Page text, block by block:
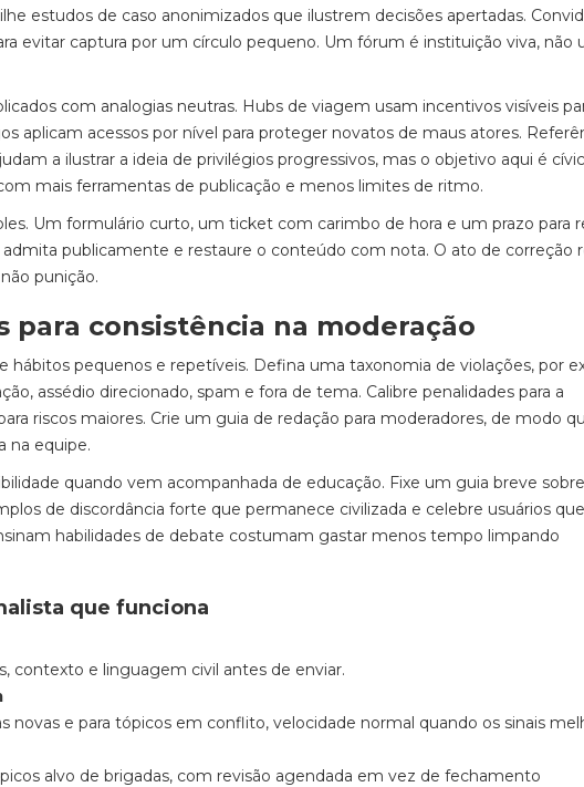
estudos de caso anonimizados que ilustrem decisões apertadas.
evitar captura por um círculo pequeno. Um fórum é instituição viva, não
com analogias neutras. Hubs de viagem usam incentivos visíveis
aplicam acessos por nível para proteger novatos de maus atores.
a ilustrar a ideia de privilégios progressivos, mas o objetivo aqui é
mais ferramentas de publicação e menos limites de ritmo.
Um formulário curto, um ticket com carimbo de hora e um prazo para
publicamente e restaure o conteúdo com nota. O ato de correção
punição.
para consistência na moderação
hábitos pequenos e repetíveis. Defina uma taxonomia de violações, por
assédio direcionado, spam e fora de tema. Calibre penalidades para a
riscos maiores. Crie um guia de redação para moderadores, de modo
na equipe.
quando vem acompanhada de educação. Fixe um guia breve sobre
de discordância forte que permanece civilizada e celebre usuários que
habilidades de debate costumam gastar menos tempo limpando
que funciona
contexto e linguagem civil antes de enviar.
novas e para tópicos em conflito, velocidade normal quando os sinais
alvo de brigadas, com revisão agendada em vez de fechamento